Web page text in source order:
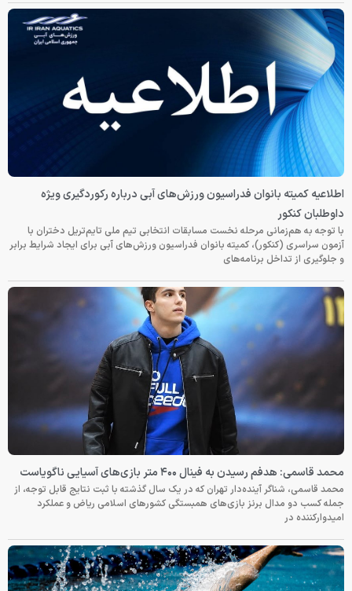
اطلاعیه کمیته بانوان فدراسیون ورزش‌های آبی درباره رکوردگیری ویژه
داوطلبان کنکور
با توجه به هم‌زمانی مرحله نخست مسابقات انتخابی تیم ملی تایم‌تریل دختران با
آزمون سراسری (کنکور)، کمیته بانوان فدراسیون ورزش‌های آبی برای ایجاد شرایط برابر
و جلوگیری از تداخل برنامه‌های
محمد قاسمی: هدفم رسیدن به فینال ۴۰۰ متر بازی‌های آسیایی ناگویاست
محمد قاسمی، شناگر آینده‌دار تهران که در یک سال گذشته با ثبت نتایج قابل توجه، از
جمله کسب دو مدال برنز بازی‌های همبستگی کشورهای اسلامی ریاض و عملکرد
امیدوارکننده در